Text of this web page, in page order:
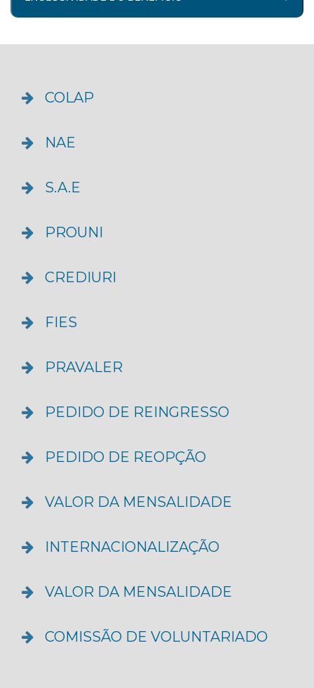
necessidades da comunidade e o potencial do
URI – Campus de Santo Ângelo oferece aos
seus alunos, em Editais específicos, Bolsas de
Caso o universitário ingressante se enquadre
Programa URI Vantagens, deverá optar, com
benefícios do dissídio coletivo de cada
COLAP
NAE
S.A.E
PROUNI
CREDIURI
FIES
PRAVALER
PEDIDO DE REINGRESSO
PEDIDO DE REOPÇÃO
VALOR DA MENSALIDADE
INTERNACIONALIZAÇÃO
VALOR DA MENSALIDADE
COMISSÃO DE VOLUNTARIADO